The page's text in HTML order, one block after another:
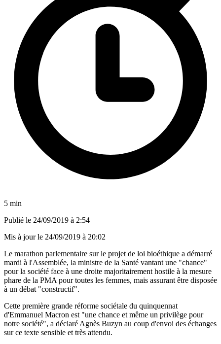
5 min
Publié le 24/09/2019 à 2:54
Mis à jour le 24/09/2019 à 20:02
Le marathon parlementaire sur le projet de loi bioéthique a démarré
mardi à l'Assemblée, la ministre de la Santé vantant une "chance"
pour la société face à une droite majoritairement hostile à la mesure
phare de la PMA pour toutes les femmes, mais assurant être disposée
à un débat "constructif".
Cette première grande réforme sociétale du quinquennat
d'Emmanuel Macron est "une chance et même un privilège pour
notre société", a déclaré Agnès Buzyn au coup d'envoi des échanges
sur ce texte sensible et très attendu.